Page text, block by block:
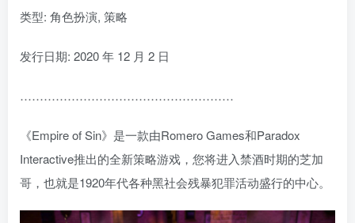
类型: 角色扮演, 策略
发行日期: 2020 年 12 月 2 日
………………………………………………
《Empire of Sin》是一款由Romero Games和Paradox
Interactive推出的全新策略游戏，您将进入禁酒时期的芝加
哥，也就是1920年代各种黑社会残暴犯罪活动盛行的中心。